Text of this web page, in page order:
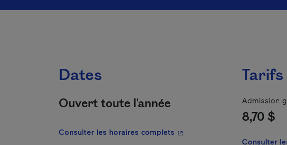
Dates
Ouvert toute l'année
Consulter les horaires complets - Cet hyperlien s'ouvrira dans
Tarifs
Admission
8,70 $
Consulter